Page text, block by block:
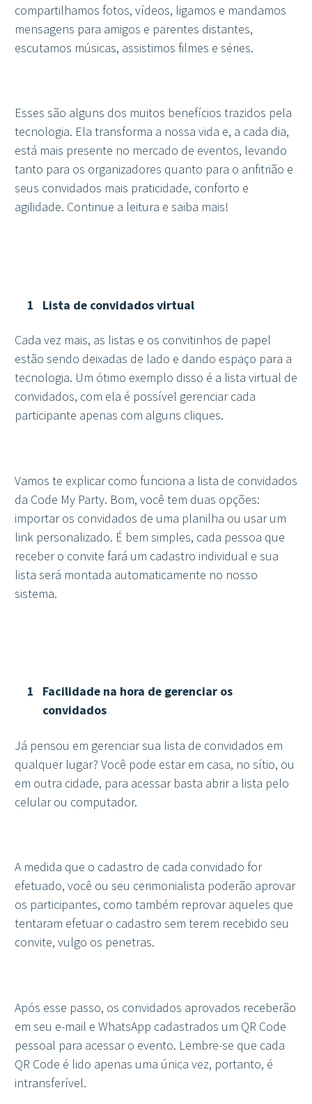
compartilhamos fotos, vídeos, ligamos e mandamos
mensagens para amigos e parentes distantes,
escutamos músicas, assistimos filmes e séries.
Esses são alguns dos muitos benefícios trazidos pela
tecnologia. Ela transforma a nossa vida e, a cada dia,
está mais presente no mercado de eventos, levando
tanto para os organizadores quanto para o anfitrião e
seus convidados mais praticidade, conforto e
agilidade. Continue a leitura e saiba mais!
Lista de convidados virtual
Cada vez mais, as listas e os convitinhos de papel
estão sendo deixadas de lado e dando espaço para a
tecnologia. Um ótimo exemplo disso é a lista virtual de
convidados, com ela é possível gerenciar cada
participante apenas com alguns cliques.
Vamos te explicar como funciona a lista de convidados
da Code My Party. Bom, você tem duas opções:
importar os convidados de uma planilha ou usar um
link personalizado. É bem simples, cada pessoa que
receber o convite fará um cadastro individual e sua
lista será montada automaticamente no nosso
sistema.
Facilidade na hora de gerenciar os
convidados
Já pensou em gerenciar sua lista de convidados em
qualquer lugar? Você pode estar em casa, no sítio, ou
em outra cidade, para acessar basta abrir a lista pelo
celular ou computador.
A medida que o cadastro de cada convidado for
efetuado, você ou seu cerimonialista poderão aprovar
os participantes, como também reprovar aqueles que
tentaram efetuar o cadastro sem terem recebido seu
convite, vulgo os penetras.
Após esse passo, os convidados aprovados receberão
em seu e-mail e WhatsApp cadastrados um QR Code
pessoal para acessar o evento. Lembre-se que cada
QR Code é lido apenas uma única vez, portanto, é
intransferível.